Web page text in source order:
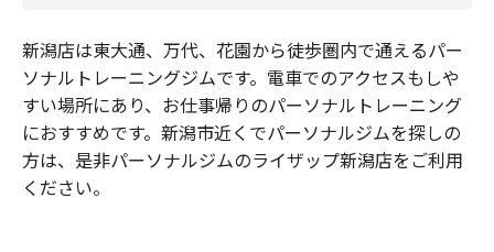
新潟店は東大通、万代、花園から徒歩圏内で通えるパー
ソナルトレーニングジムです。電車でのアクセスもしや
すい場所にあり、お仕事帰りのパーソナルトレーニング
におすすめです。新潟市近くでパーソナルジムを探しの
方は、是非パーソナルジムのライザップ新潟店をご利用
ください。